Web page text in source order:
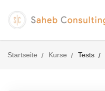
Startseite Kurse Tests